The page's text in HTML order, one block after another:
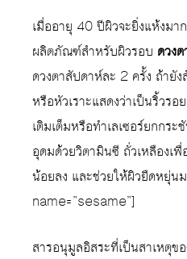
เมื่ออายุ 40 ปีผิวจะยิ่งแห้งมา
ผลิตภัณฑ์สำหรับผิวรอบ ดวงต
ดวงตาสัปดาห์ละ 2 ครั้ง ถ้ายัง
หรือหัวเราะแสดงว่าเป็นริ้วร
เติมเต็มหรือทำเลเซอร์ยกกร
อุดมด้วยวิตามินซี ถั่วเหลืองเ
น้อยลง และช่วยให้ผิวยืดหยุ่
name=”sesame”]
สารอนุมูลอิสระที่เป็นสาเหตุข